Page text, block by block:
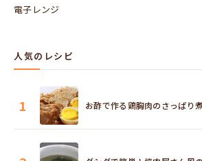
電子レンジ
人気のレシピ
1 お酢で作る鶏胸肉のさっぱり